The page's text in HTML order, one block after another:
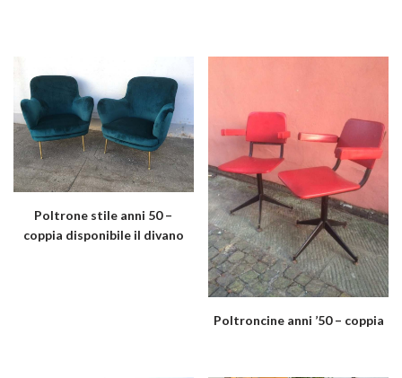
Poltrone stile anni 50 –
coppia disponibile il divano
Poltroncine anni ’50 – coppia